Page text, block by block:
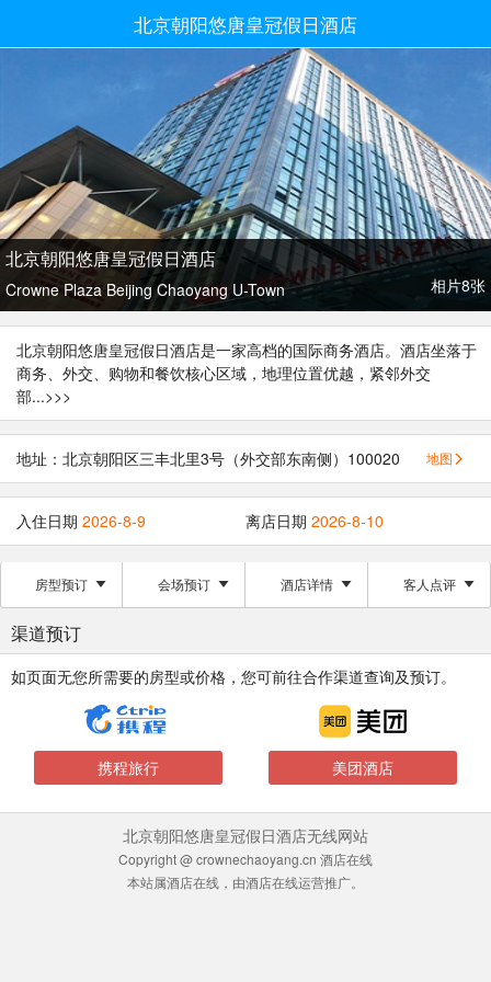
北京朝阳悠唐皇冠假日酒店
北京朝阳悠唐皇冠假日酒店
Crowne Plaza Beijing Chaoyang U-Town 相片8张
北京朝阳悠唐皇冠假日酒店是一家高档的国际商务酒店。酒店坐落于
商务、外交、购物和餐饮核心区域，地理位置优越，紧邻外交
部...>>>
地址：北京朝阳区三丰北里3号（外交部东南侧）100020 地图
入住日期 2026-8-9 离店日期 2026-8-10
房型预订 会场预订 酒店详情 客人点评
渠道预订
如页面无您所需要的房型或价格，您可前往合作渠道查询及预订。
携程旅行 美团酒店
北京朝阳悠唐皇冠假日酒店无线网站
Copyright @ crownechaoyang.cn 酒店在线
本站属酒店在线，由酒店在线运营推广。